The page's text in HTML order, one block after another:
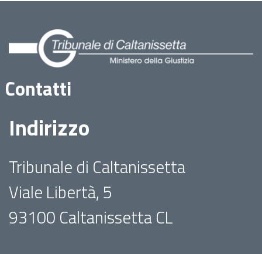
Contatti
Indirizzo
Tribunale di Caltanissetta
Viale Libertà, 5
93100 Caltanissetta CL